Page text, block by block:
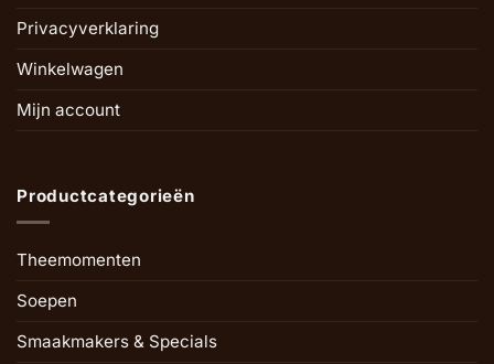
Privacyverklaring
Winkelwagen
Mijn account
Productcategorieën
Theemomenten
Soepen
Smaakmakers & Specials